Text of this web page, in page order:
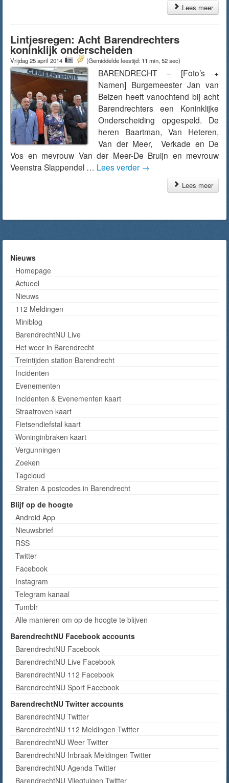
Lees meer
Lintjesregen: Acht Barendrechters
koninklijk onderscheiden
Vrijdag 25 april 2014 (Gemiddelde leestijd: 11 min, 52 sec)
BARENDRECHT – [Foto’s +
Namen] Burgemeester Jan van
Belzen heeft vanochtend bij acht
Barendrechters een Koninklijke
Onderscheiding opgespeld. De
heren Baartman, Van Heteren,
Van der Meer, Verkade en De
Vos en mevrouw Van der Meer-De Bruijn en mevrouw
Veenstra Slappendel … Lees verder →
Lees meer
Nieuws
Homepage
Actueel
Nieuws
112 Meldingen
Miniblog
BarendrechtNU Live
Het weer in Barendrecht
Treintijden station Barendrecht
Incidenten
Evenementen
Incidenten & Evenementen kaart
Straatroven kaart
Fietsendiefstal kaart
Woninginbraken kaart
Vergunningen
Zoeken
Tagcloud
Straten & postcodes in Barendrecht
Blijf op de hoogte
Android App
Nieuwsbrief
RSS
Twitter
Facebook
Instagram
Telegram kanaal
Tumblr
Alle manieren om op de hoogte te blijven
BarendrechtNU Facebook accounts
BarendrechtNU Facebook
BarendrechtNU Live Facebook
BarendrechtNU 112 Facebook
BarendrechtNU Sport Facebook
BarendrechtNU Twitter accounts
BarendrechtNU Twitter
BarendrechtNU 112 Meldingen Twitter
BarendrechtNU Weer Twitter
BarendrechtNU Inbraak Meldingen Twitter
BarendrechtNU Agenda Twitter
BarendrechtNU Vliegtuigen Twitter